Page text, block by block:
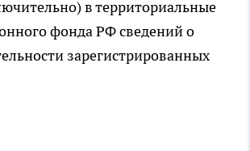
в территориальные
фонда РФ сведений о
зарегистрированных